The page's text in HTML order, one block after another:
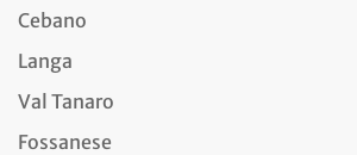
Cebano
Langa
Val Tanaro
Fossanese